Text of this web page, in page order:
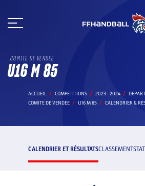
au
COMITE DE VENDEE
U16 M 85
ACCUEIL COMPÉTITIONS 2023 - 2024
COMITE DE VENDEE
U16 M 85 CALENDRIER &
CALENDRIER ET RÉSULTATSCLASSEMENT